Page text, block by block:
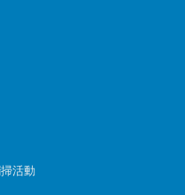
活動